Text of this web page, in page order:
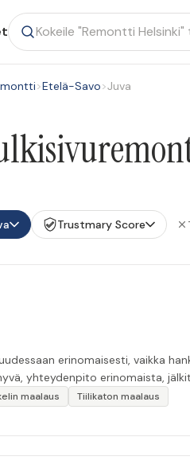
>Etelä-Savo>Juva
Trustmary Score
erinomaisesti, vaikka
yhteydenpito erinomaista,
maalaus
Tiilikaton maalaus